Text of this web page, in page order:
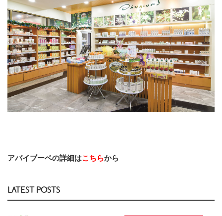
アバイブーベの詳細はこちらから
LATEST POSTS